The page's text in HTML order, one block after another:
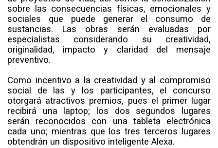
sobre las consecuencias físicas, emocionales y
sociales que puede generar el consumo de
sustancias. Las obras serán evaluadas por
especialistas considerando su creatividad,
originalidad, impacto y claridad del mensaje
preventivo.
Como incentivo a la creatividad y al compromiso
social de las y los participantes, el concurso
otorgará atractivos premios, pues el primer lugar
recibirá una laptop; los dos segundos lugares
serán reconocidos con una tableta electrónica
cada uno; mientras que los tres terceros lugares
obtendrán un dispositivo inteligente Alexa.